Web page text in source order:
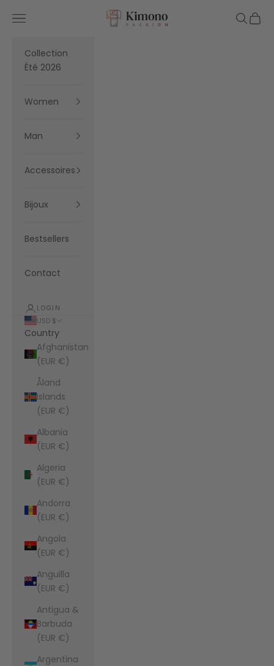
Kimono Passion
Navigation menu Search
Cart
Collection
Été 2026
Women
Man
Accessoires
Bijoux
Bestsellers
Contact
LOGIN
USD $
Country
Afghanistan
(EUR €)
Åland
Islands
(EUR €)
Albania
(EUR €)
Algeria
(EUR €)
Andorra
(EUR €)
Angola
(EUR €)
Anguilla
(EUR €)
Antigua &
Barbuda
(EUR €)
Argentina